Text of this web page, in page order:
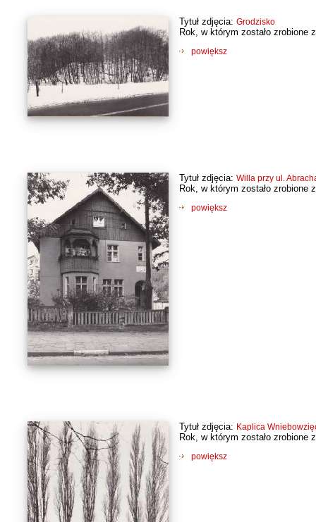
Tytuł zdjęcia: Grodzisko
Rok, w którym zostało zrobione
powiększ
Tytuł zdjęcia: Willa przy ul.
Rok, w którym zostało zrobione
powiększ
Tytuł zdjęcia: Kaplica
Rok, w którym zostało zrobione
powiększ